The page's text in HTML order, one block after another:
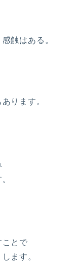
触はある。
ります。
ことで
ます。